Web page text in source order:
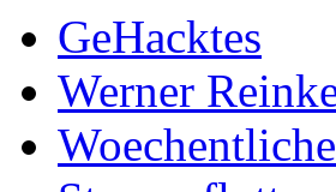
GeHacktes
Werner